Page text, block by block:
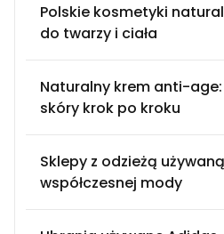
Polskie kosmetyki
do twarzy i ciała
Naturalny krem anti-
skóry krok po kroku
Sklepy z odzieżą
współczesnej mody